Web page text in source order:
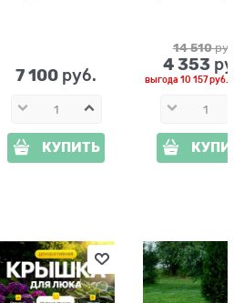
ширина 65 см
7 100 руб.
КУПИТЬ
14 510
4 353
выгода 10 157 руб.